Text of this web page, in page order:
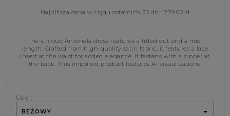
Najniższa cena w ciągu ostatnich 30 dni: 229.00 zł
The unique Antonela dress features a fitted cut and a midi
length. Crafted from high-quality satin fabric, it features a lace
insert at the waist for added elegance. It fastens with a zipper at
the back. This imported product features AI visualizations.
Color:
BEŻOWY